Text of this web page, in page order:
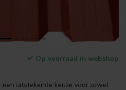
Op voorraad in webshop
uitstekende keuze voor zowel